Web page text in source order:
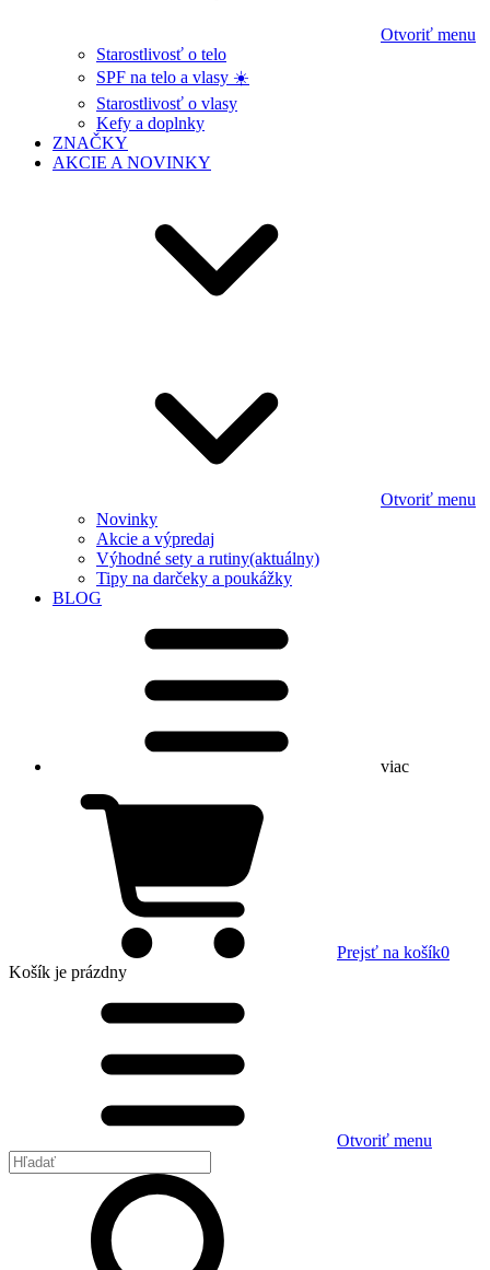
Otvoriť menu
Starostlivosť o telo
SPF na telo a vlasy ☀️
Starostlivosť o vlasy
Kefy a doplnky
ZNAČKY
AKCIE A NOVINKY
Otvoriť menu
Novinky
Akcie a výpredaj
Výhodné sety a rutiny(aktuálny)
Tipy na darčeky a poukážky
BLOG
viac
Prejsť na košík0
Košík je prázdny
Otvoriť menu